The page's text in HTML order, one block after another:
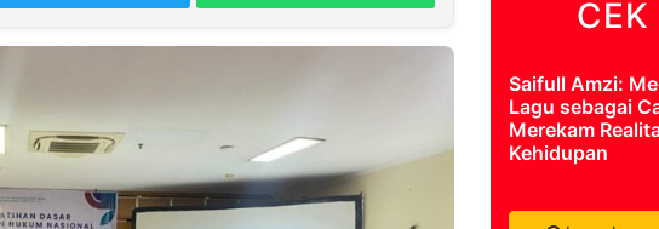
CEK
Saifull Amzi:
Lagu sebagai
Merekam
Kehidupan